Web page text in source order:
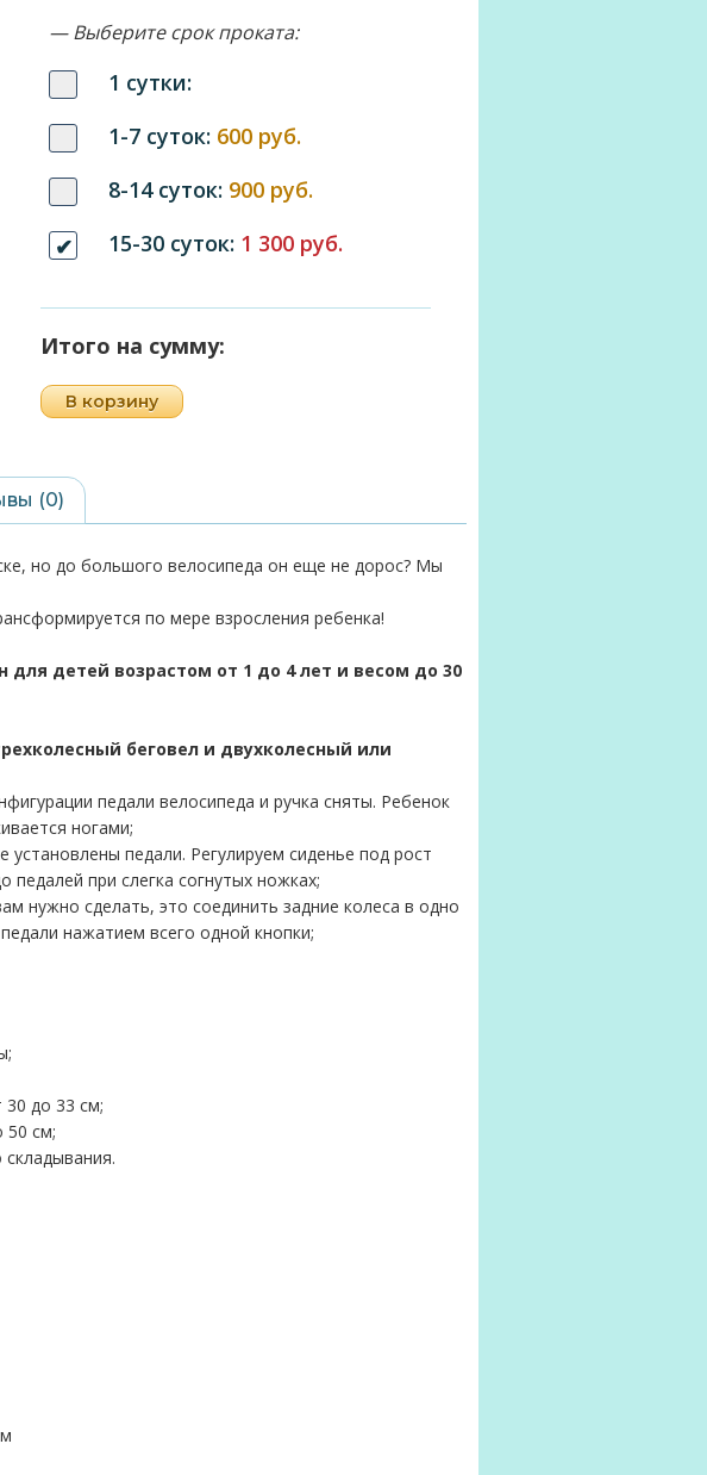
— Выберите срок проката:
1 сутки:
1-7 суток: 600 руб.
8-14 суток: 900 руб.
15-30 суток: 1 300 руб.
Итого на сумму:
В корзину
(0)
но до большого велосипеда он еще не дорос? Мы
по мере взросления ребенка!
для детей возрастом от 1 до 4 лет и весом до 30
беговел и двухколесный или
педали велосипеда и ручка сняты. Ребенок
ногами;
установлены педали. Регулируем сиденье под рост
при слегка согнутых ножках;
нужно сделать, это соединить задние колеса в одно
нажатием всего одной кнопки;
30 до 33 см;
50 см;